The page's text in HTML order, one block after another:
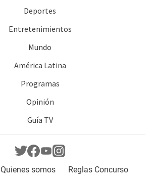
Deportes
Entretenimientos
Mundo
América Latina
Programas
Opinión
Guía TV
Quienes somos
Reglas Concurso